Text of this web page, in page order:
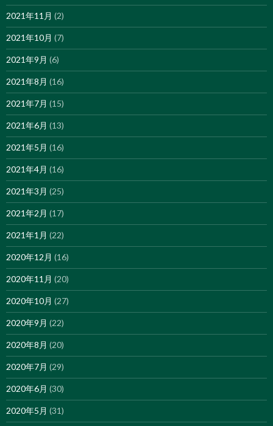
2021年11月 (2)
2021年10月 (7)
2021年9月 (6)
2021年8月 (16)
2021年7月 (15)
2021年6月 (13)
2021年5月 (16)
2021年4月 (16)
2021年3月 (25)
2021年2月 (17)
2021年1月 (22)
2020年12月 (16)
2020年11月 (20)
2020年10月 (27)
2020年9月 (22)
2020年8月 (20)
2020年7月 (29)
2020年6月 (30)
2020年5月 (31)